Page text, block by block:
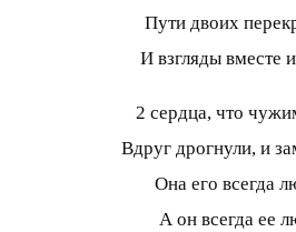
Пути двоих
И взгляды вместе
2 сердца, что
Вдруг дрогнули, и
Она его всегда
А он всегда ее